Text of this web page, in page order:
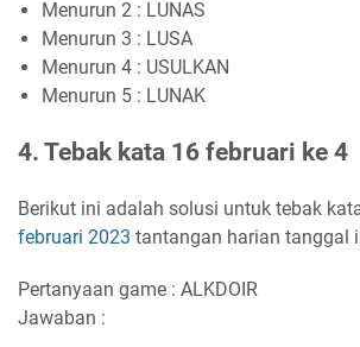
Menurun 2 : LUNAS
Menurun 3 : LUSA
Menurun 4 : USULKAN
Menurun 5 : LUNAK
4. Tebak kata 16 februari ke 4
Berikut ini adalah solusi untuk tebak
februari 2023 tantangan harian tanggal
Pertanyaan game : ALKDOIR
Jawaban :